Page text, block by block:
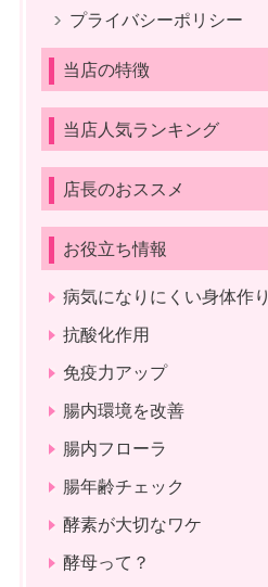
プライバシーポリシー
当店の特徴
当店人気ランキング
店長のおススメ
お役立ち情報
病気になりにくい身体作り
抗酸化作用
免疫力アップ
腸内環境を改善
腸内フローラ
腸年齢チェック
酵素が大切なワケ
酵母って？